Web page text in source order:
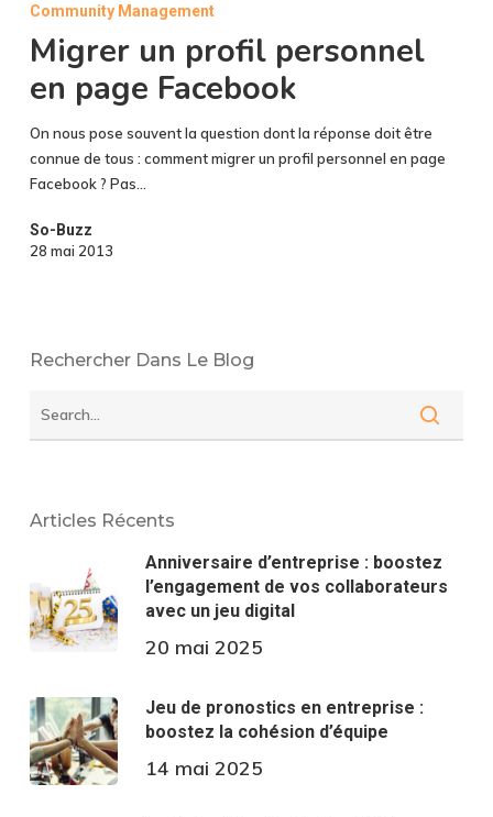
profil
personnel
page
Community Management
Migrer un profil personnel
en page Facebook
On nous pose souvent la question dont la réponse doit être
connue de tous : comment migrer un profil personnel en page
Facebook ? Pas…
So-Buzz
28 mai 2013
Rechercher Dans Le Blog
Articles Récents
Anniversaire d’entreprise : boostez
l’engagement de vos collaborateurs
avec un jeu digital
20 mai 2025
Jeu de pronostics en entreprise :
boostez la cohésion d’équipe
14 mai 2025